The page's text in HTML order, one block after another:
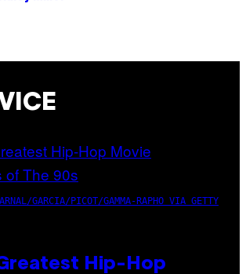
GARCIA/PICOT/GAMMA-RAPHO VIA GETTY
Hip-Hop